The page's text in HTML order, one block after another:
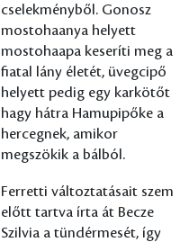
cselekményből. Gonosz
mostohaanya helyett
mostohaapa keseríti meg a
fiatal lány életét, üvegcipő
helyett pedig egy karkötőt
hagy hátra Hamupipőke a
hercegnek, amikor
megszökik a bálból.
Ferretti változtatásait szem
előtt tartva írta át Becze
Szilvia a tündérmesét, így